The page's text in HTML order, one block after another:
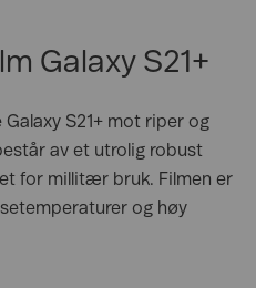
Galaxy S21+
S21+ mot riper og
av et utrolig robust
for millitær bruk. Filmen er
og høy